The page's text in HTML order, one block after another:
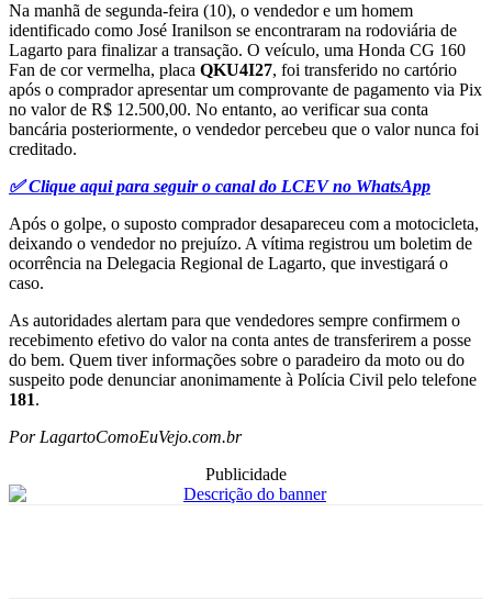
Na manhã de segunda-feira (10), o vendedor e um homem
identificado como José Iranilson se encontraram na rodoviária de
Lagarto para finalizar a transação. O veículo, uma Honda CG 160
Fan de cor vermelha, placa QKU4I27, foi transferido no cartório
após o comprador apresentar um comprovante de pagamento via Pix
no valor de R$ 12.500,00. No entanto, ao verificar sua conta
bancária posteriormente, o vendedor percebeu que o valor nunca foi
creditado.
✅ Clique aqui para seguir o canal do LCEV no WhatsApp
Após o golpe, o suposto comprador desapareceu com a motocicleta,
deixando o vendedor no prejuízo. A vítima registrou um boletim de
ocorrência na Delegacia Regional de Lagarto, que investigará o
caso.
As autoridades alertam para que vendedores sempre confirmem o
recebimento efetivo do valor na conta antes de transferirem a posse
do bem. Quem tiver informações sobre o paradeiro da moto ou do
suspeito pode denunciar anonimamente à Polícia Civil pelo telefone
181.
Por LagartoComoEuVejo.com.br
Publicidade